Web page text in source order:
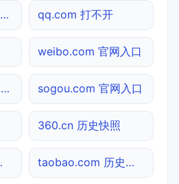
toutiao.com sitemap.xml检测 qq.com 打不开
weibo.com 官网入口
toutiao.com robots.txt检测 sogou.com 官网入口
360.cn 历史快照
询 taobao.com 历史快照